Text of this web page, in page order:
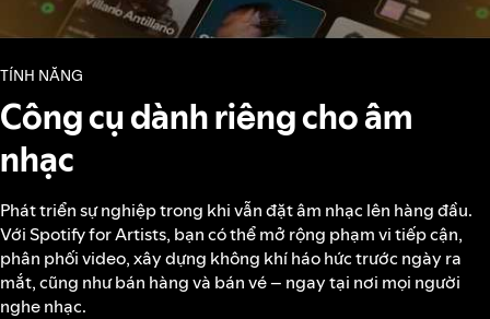
TÍNH NĂNG
Công cụ dành riêng cho âm
nhạc
Phát triển sự nghiệp trong khi vẫn đặt âm nhạc lên hàng đầu.
Với Spotify for Artists, bạn có thể mở rộng phạm vi tiếp cận,
phân phối video, xây dựng không khí háo hức trước ngày ra
mắt, cũng như bán hàng và bán vé – ngay tại nơi mọi người
nghe nhạc.